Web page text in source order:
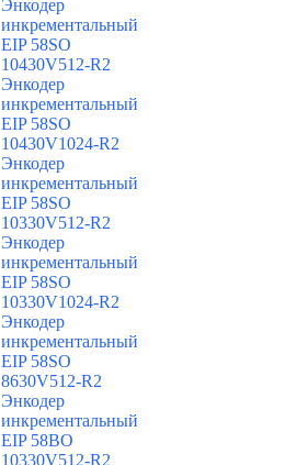
Энкодер
инкрементальный
EIP 58SO
10430V512-R2
Энкодер
инкрементальный
EIP 58SO
10430V1024-R2
Энкодер
инкрементальный
EIP 58SO
10330V512-R2
Энкодер
инкрементальный
EIP 58SO
10330V1024-R2
Энкодер
инкрементальный
EIP 58SO
8630V512-R2
Энкодер
инкрементальный
EIP 58BO
10330V512-R2